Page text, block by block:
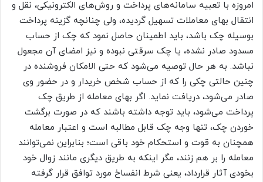
امروزه با تعبیه سامانه‌های پرداخت و روش‌های الکترونیکی، نقل و
انتقال بهای معاملات تسهیل گردیده، ولی چنانچه گزینه پرداخت
بوسیله چک باشد، باید اطمینان حاصل نمود که چک از حساب
مسدود صادر نشده، یا چک سرقتی نبوده و نیز امضای آن مجعول
نباشد. به هر حال توصیه می‌شود که حتی الامکان فروشنده در
چنین حالتی چکی را که از حساب شخص خریدار و در حضور وی
صادر می‌شود، دریافت نماید. اگر بهای معامله از طریق چک
پرداخت می‌شود، باید توجه داشته باشند که در صورت برگشت
خوردن چک، تنها وجه چک قابل مطالبه است و اعتبار معامله
همچنان به قوت و استحکام خود باقی است؛ بنابراین نمی‌توانند
معامله را بر هم زنند، مگر اینکه به طریق دیگری مانند زوال خود
بخودی آثار قرارداد، یعنی شرط انفساخ مورد توافق قرار گرفته